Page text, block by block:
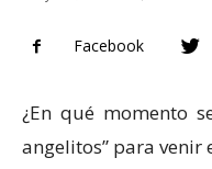
Facebook
¿En qué momento
angelitos” para venir